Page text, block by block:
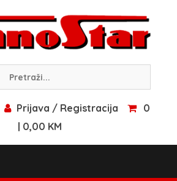
Prijava / Registracija
0
| 0,00 KM